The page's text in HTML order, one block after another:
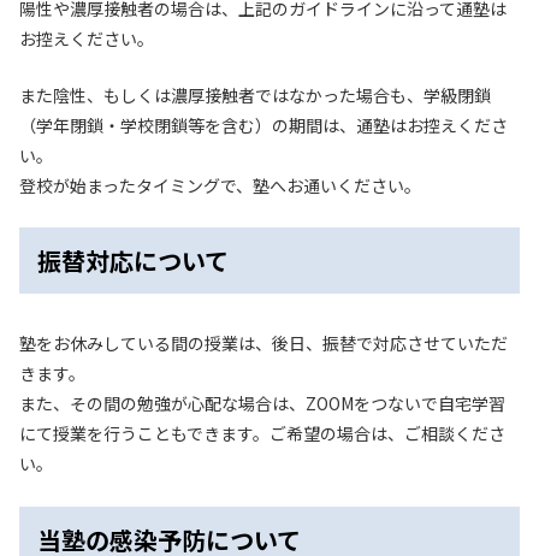
陽性や濃厚接触者の場合は、上記のガイドラインに沿って通塾は
お控えください。
また陰性、もしくは濃厚接触者ではなかった場合も、学級閉鎖
（学年閉鎖・学校閉鎖等を含む）の期間は、通塾はお控えくださ
い。
登校が始まったタイミングで、 塾へお通いください。
振替対応について
塾をお休みしている間の授業は、後日、振替で対応させていただ
きます。
また、その間の勉強が心配な場合は、ZOOMをつないで自宅学習
にて授業を行うこともできます。ご希望の場合は、ご相談くださ
い。
当塾の感染予防について